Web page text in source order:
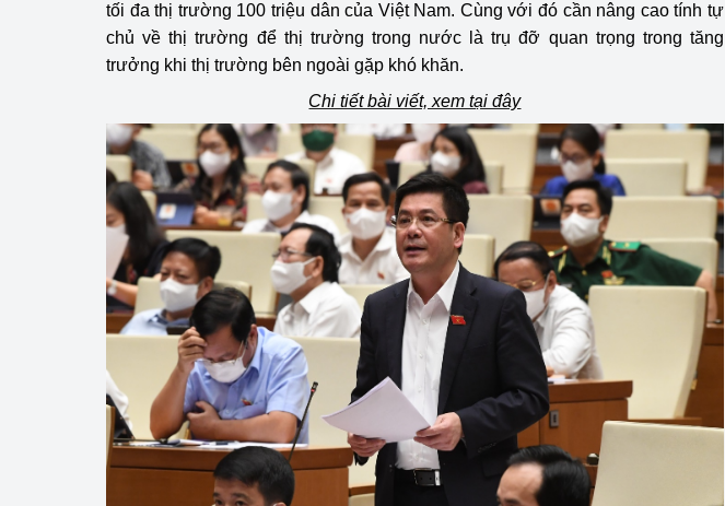
tối đa thị trường 100 triệu dân của Việt Nam. Cùng với đó cần nâng cao tính tự
chủ về thị trường để thị trường trong nước là trụ đỡ quan trọng trong tăng
trưởng khi thị trường bên ngoài gặp khó khăn.
Chi tiết bài viết, xem tại đây